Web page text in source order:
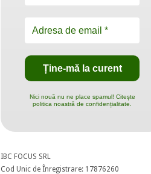
Nici nouă nu ne place spamul! Citește
politica noastră de confidențialitate.
IBC FOCUS SRL
Cod Unic de Înregistrare: 17876260